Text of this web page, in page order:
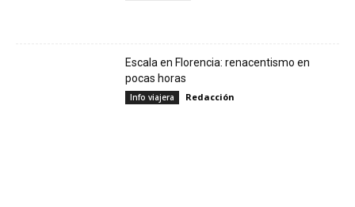
Escala en Florencia: renacentismo en
pocas horas
Info viajera Redacción